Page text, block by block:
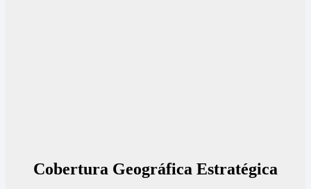
Cobertura Geográfica Estratégica